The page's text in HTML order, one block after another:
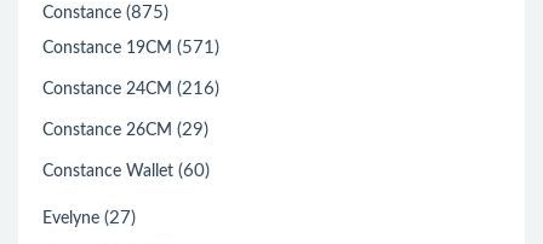
Constance (875)
Constance 19CM (571)
Constance 24CM (216)
Constance 26CM (29)
Constance Wallet (60)
Evelyne (27)